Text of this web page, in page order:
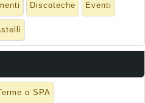
Discoteche Eventi
o SPA